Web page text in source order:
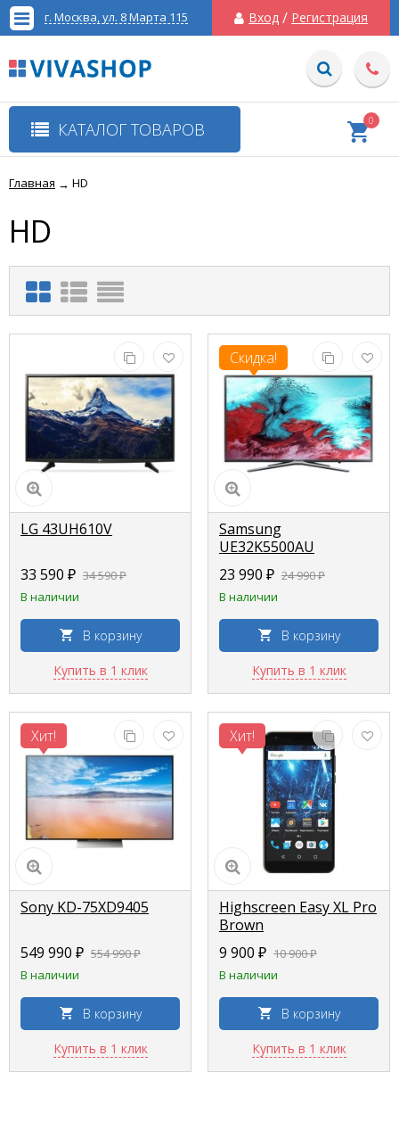
г. Москва, ул. 8 Марта 115 Вход / Регистрация
КАТАЛОГ ТОВАРОВ 0
Главная → HD
HD
LG 43UH610V
33 590 ₽ 34 590 ₽
В наличии
В корзину
Купить в 1 клик
Скидка!
Samsung
UE32K5500AU
23 990 ₽ 24 990 ₽
В наличии
В корзину
Купить в 1 клик
Хит!
Sony KD-75XD9405
549 990 ₽ 554 990 ₽
В наличии
В корзину
Купить в 1 клик
Хит!
Highscreen Easy XL Pro
Brown
9 900 ₽ 10 900 ₽
В наличии
В корзину
Купить в 1 клик